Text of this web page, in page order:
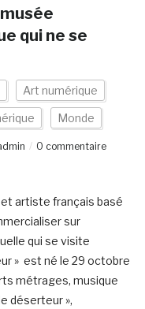
qui ne se
Art numérique
Monde
0 commentaire
artiste français basé
sur
qui se visite
» est né le 29 octobre
métrages, musique
déserteur »,